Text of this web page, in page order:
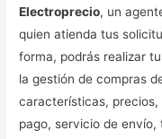
Electroprecio, un
quien atienda tus
forma, podrás realizar
la gestión de compras
características,
pago, servicio de